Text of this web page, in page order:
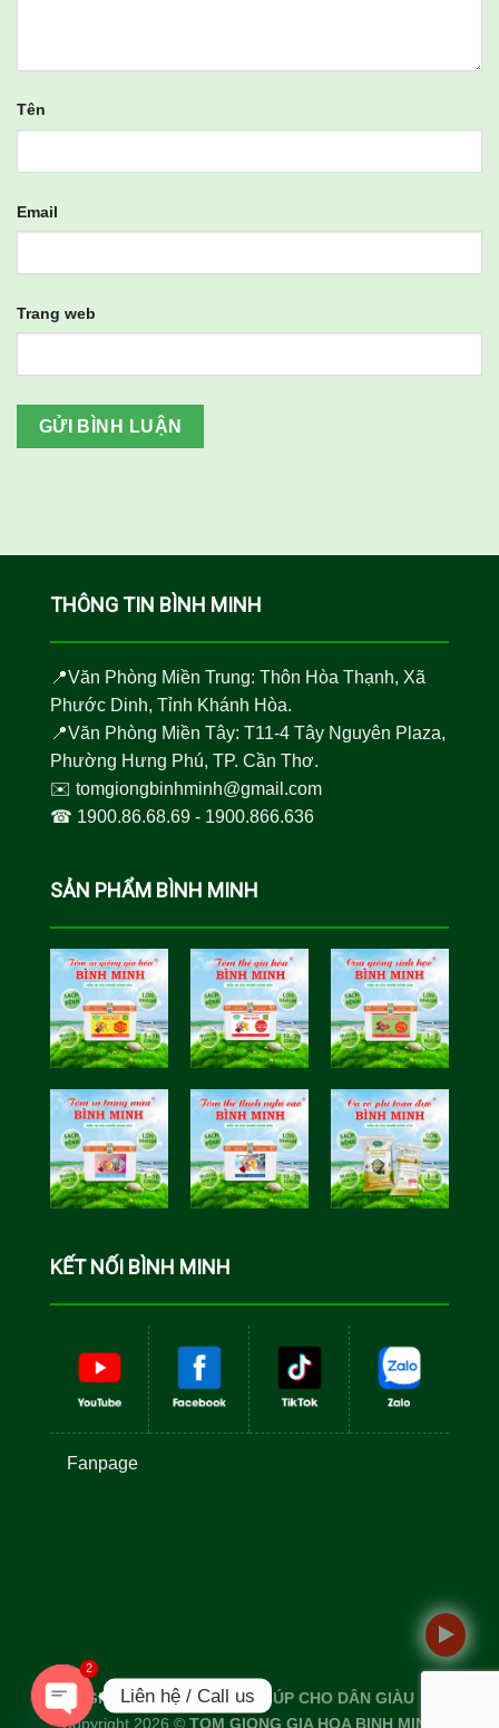
Tên
Email
Trang web
THÔNG TIN BÌNH MINH
📍Văn Phòng Miền Trung: Thôn Hòa Thạnh, Xã
Phước Dinh, Tỉnh Khánh Hòa.
📍Văn Phòng Miền Tây: T11-4 Tây Nguyên Plaza,
Phường Hưng Phú, TP. Cần Thơ.
✉️ tomgiongbinhminh@gmail.com
☎︎ 1900.86.68.69- 1900.866.636
SẢN PHẨM BÌNH MINH
Hóa Bình
Minh
Học Bình
Minh
KẾT NỐI BÌNH MINH
Fanpage
GIỐNG TỐT TÔM TO - GIÚP CHO DÂN GIÀU
Copyright 2026 © TOM GIONG GIA HOA BINH MINH
Liên hệ / Call us
2